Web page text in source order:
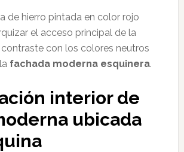
de hierro pintada en color rojo
el acceso principal de la
con los colores neutros
fachada moderna esquinera.
interior de
ubicada